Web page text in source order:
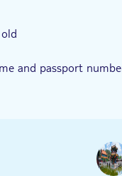
and passport
for one person or for